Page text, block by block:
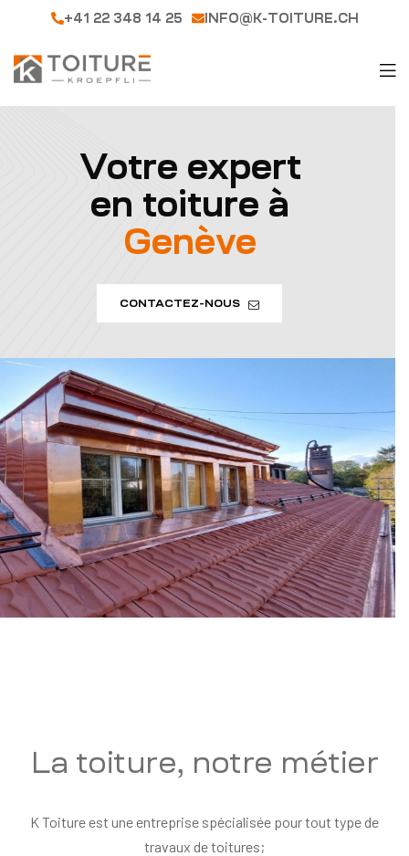
+41 22 348 14 25 INFO@K-TOITURE.CH
Votre expert
en toiture à
Genève
CONTACTEZ-NOUS
La toiture, notre métier
K Toiture est une entreprise spécialisée pour tout type de
travaux de toitures;